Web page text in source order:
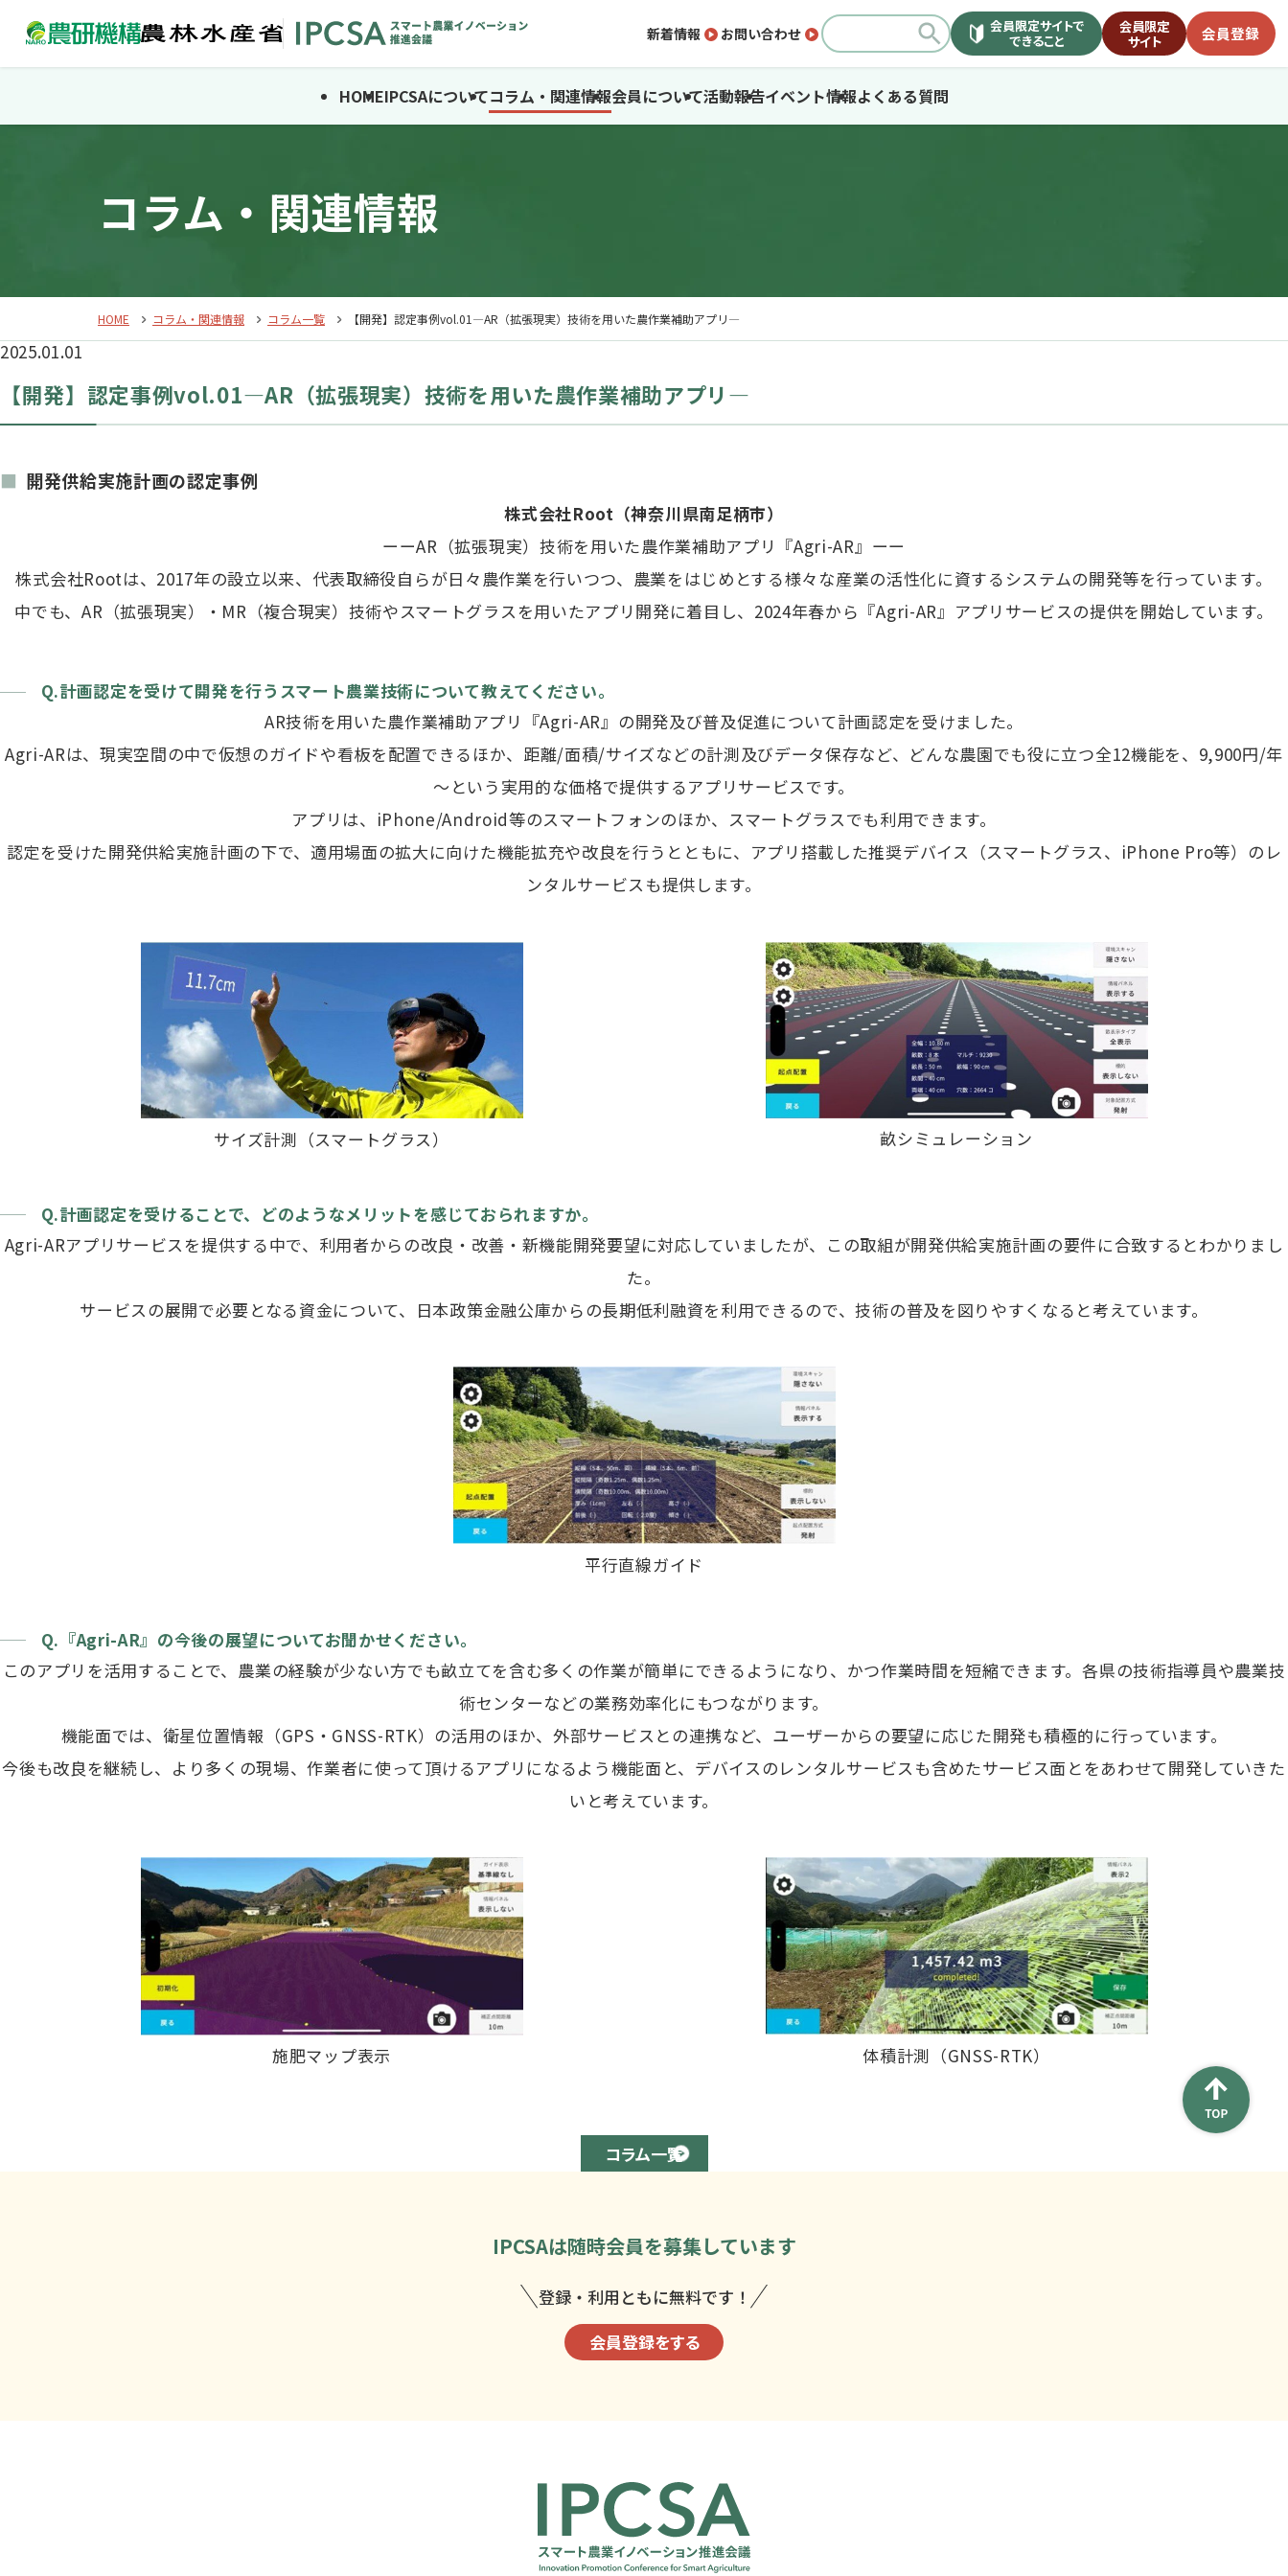
新着情報 お問い合わせ
会員限定サイトで
できること
会員限定
サイト
会員登録
HOMEIPCSAについてコラム・関連情報会員について活動報告イベント情報よくある質問
コラム・関連情報
HOME コラム・関連情報 コラム一覧 【開発】認定事例vol.01―AR（拡張現実）技術を用いた農作業補助アプリ―
2025.01.01
【開発】認定事例vol.01―AR（拡張現実）技術を用いた農作業補助アプリ―
開発供給実施計画の認定事例
株式会社Root（神奈川県南足柄市）
ーーAR（拡張現実）技術を用いた農作業補助アプリ『Agri-AR』ーー
株式会社Rootは、2017年の設立以来、代表取締役自らが日々農作業を行いつつ、農業をはじめとする様々な産業の活性化に資するシステムの開発等を行っています。
中でも、AR（拡張現実）・MR（複合現実）技術やスマートグラスを用いたアプリ開発に着目し、2024年春から『Agri-AR』アプリサービスの提供を開始しています。
Q.計画認定を受けて開発を行うスマート農業技術について教えてください。
AR技術を用いた農作業補助アプリ『Agri-AR』の開発及び普及促進について計画認定を受けました。
Agri-ARは、現実空間の中で仮想のガイドや看板を配置できるほか、距離/面積/サイズなどの計測及びデータ保存など、どんな農園でも役に立つ全12機能を、9,900円/年
～という実用的な価格で提供するアプリサービスです。
アプリは、iPhone/Android等のスマートフォンのほか、スマートグラスでも利用できます。
認定を受けた開発供給実施計画の下で、適用場面の拡大に向けた機能拡充や改良を行うとともに、アプリ搭載した推奨デバイス（スマートグラス、iPhone Pro等）のレ
ンタルサービスも提供します。
サイズ計測（スマートグラス） 畝シミュレーション
Q.計画認定を受けることで、どのようなメリットを感じておられますか。
Agri-ARアプリサービスを提供する中で、利用者からの改良・改善・新機能開発要望に対応していましたが、この取組が開発供給実施計画の要件に合致するとわかりまし
た。
サービスの展開で必要となる資金について、日本政策金融公庫からの長期低利融資を利用できるので、技術の普及を図りやすくなると考えています。
平行直線ガイド
Q.『Agri-AR』の今後の展望についてお聞かせください。
このアプリを活用することで、農業の経験が少ない方でも畝立てを含む多くの作業が簡単にできるようになり、かつ作業時間を短縮できます。各県の技術指導員や農業技
術センターなどの業務効率化にもつながります。
機能面では、衛星位置情報（GPS・GNSS-RTK）の活用のほか、外部サービスとの連携など、ユーザーからの要望に応じた開発も積極的に行っています。
今後も改良を継続し、より多くの現場、作業者に使って頂けるアプリになるよう機能面と、デバイスのレンタルサービスも含めたサービス面とをあわせて開発していきた
いと考えています。
施肥マップ表示 体積計測（GNSS-RTK）
コラム一覧
IPCSAは随時会員を募集しています
登録・利用ともに無料です！
会員登録をする